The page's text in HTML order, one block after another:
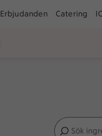
Erbjudanden Catering
Sök
Inga förslag